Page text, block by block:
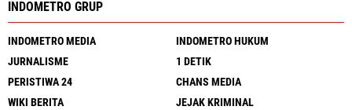
INDOMETRO GRUP
INDOMETRO MEDIA
INDOMETRO HUKUM
JURNALISME
1 DETIK
PERISTIWA 24
CHANS MEDIA
WIKI BERITA
JEJAK KRIMINAL